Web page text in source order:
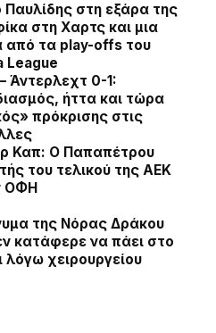
Παυλίδης στη εξάρα της
στη Χαρτς και μια
από τα play-offs του
League
Άντερλεχτ 0-1:
ήττα και τώρα
πρόκρισης στις
Καπ: Ο Παπαπέτρου
του τελικού της ΑΕΚ
ΟΦΗ
της Νόρας Δράκου
κατάφερε να πάει στο
λόγω χειρουργείου